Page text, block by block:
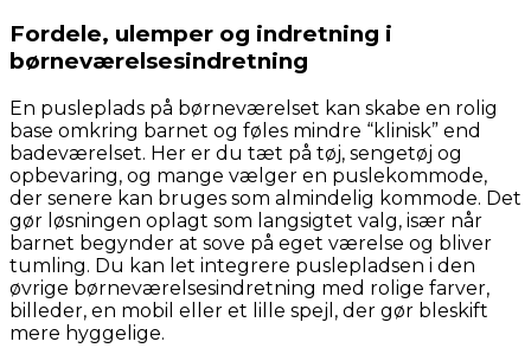
Fordele, ulemper og indretning i
børneværelsesindretning
En pusleplads på børneværelset kan skabe en rolig
base omkring barnet og føles mindre “klinisk” end
badeværelset. Her er du tæt på tøj, sengetøj og
opbevaring, og mange vælger en puslekommode,
der senere kan bruges som almindelig kommode. Det
gør løsningen oplagt som langsigtet valg, især når
barnet begynder at sove på eget værelse og bliver
tumling. Du kan let integrere puslepladsen i den
øvrige børneværelsesindretning med rolige farver,
billeder, en mobil eller et lille spejl, der gør bleskift
mere hyggelige.